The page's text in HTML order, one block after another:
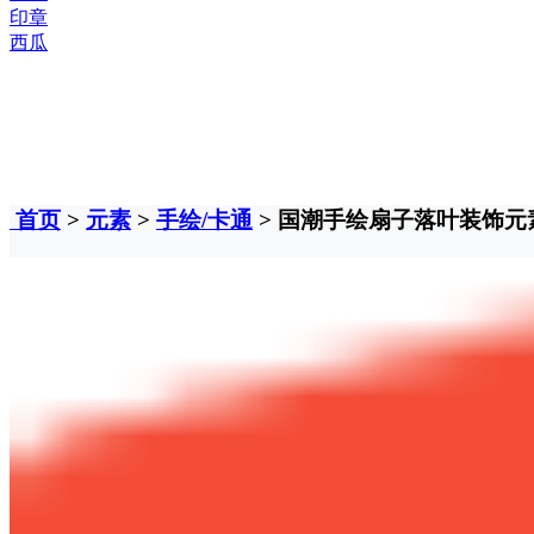
印章
西瓜
首页 > 元素 > 手绘/卡通 > 国潮手绘扇子落叶装饰元